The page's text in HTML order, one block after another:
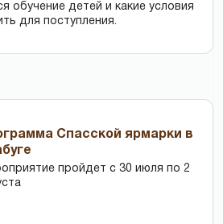
обучение детей и какие условия
для поступления.
Спасской ярмарки в
пройдет с 30 июля по 2